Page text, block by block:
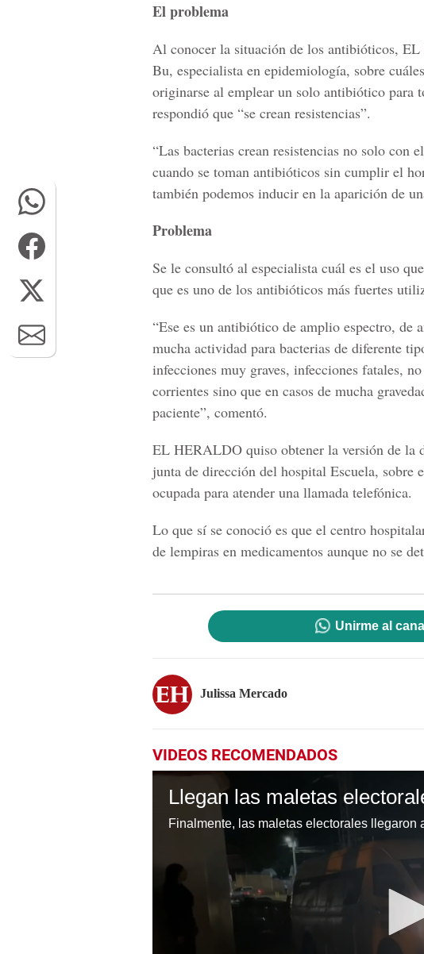
El problema
Al conocer la situación de los antibióticos,
Bu, especialista en epidemiología, sobre
originarse al emplear un solo antibiótico para
respondió que “se crean resistencias”.
“Las bacterias crean resistencias no solo con
cuando se toman antibióticos sin cumplir el
también podemos inducir en la aparición de
Problema
Se le consultó al especialista cuál es el uso
que es uno de los antibióticos más fuertes
“Ese es un antibiótico de amplio espectro, de
mucha actividad para bacterias de diferente
infecciones muy graves, infecciones fatales,
corrientes sino que en casos de mucha
paciente”, comentó.
EL HERALDO quiso obtener la versión de la
junta de dirección del hospital Escuela, sobre
ocupada para atender una llamada telefónica.
Lo que sí se conoció es que el centro
de lempiras en medicamentos aunque no se
Unirme al
Julissa Mercado
VIDEOS RECOMENDADOS